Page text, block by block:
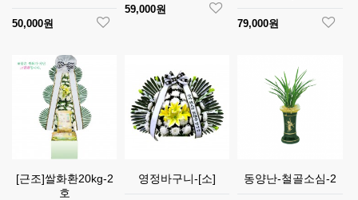
50,000원
59,000원
79,000원
[근조]쌀화환20kg-2
호
영정바구니-[소] 동양난-철골소심-2